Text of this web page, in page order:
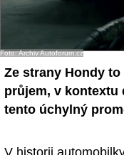
Foto: Archiv Autoforum.cz
Ze strany Hondy
průjem, v kontextu
tento úchylný
V historii